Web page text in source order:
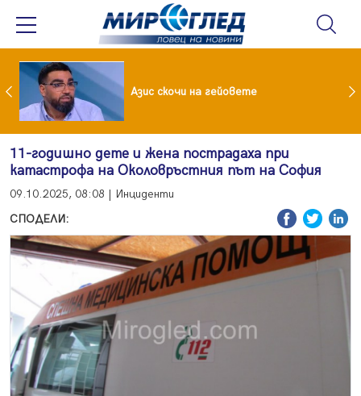
във фейсбук и инстаграм за непълнолетни Азис скочи на гейовете
11-годишно дете и жена пострадаха при
катастрофа на Околовръстния път на София
09.10.2025, 08:08 | Инциденти
СПОДЕЛИ: